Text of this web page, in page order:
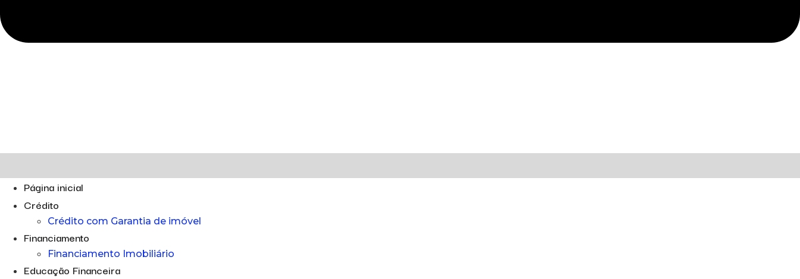
Página inicial
Crédito
Crédito com Garantia de imóvel
Financiamento
Financiamento Imobiliário
Educação Financeira